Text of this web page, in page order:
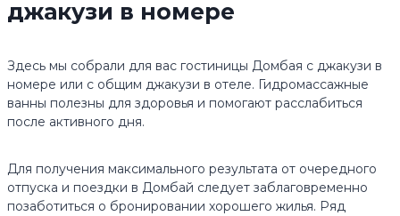
джакузи в номере
Здесь мы собрали для вас гостиницы Домбая с джакузи в
номере или с общим джакузи в отеле. Гидромассажные
ванны полезны для здоровья и помогают расслабиться
после активного дня.
Для получения максимального результата от очередного
отпуска и поездки в Домбай следует заблаговременно
позаботиться о бронировании хорошего жилья. Ряд